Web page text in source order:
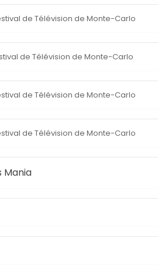
de Télévision de Monte-Carlo
de Télévision de Monte-Carlo
de Télévision de Monte-Carlo
de Télévision de Monte-Carlo
Mania